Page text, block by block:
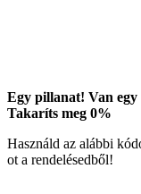
Egy pillanat! Van
Takaríts meg 0%
Használd az alábbi
ot a rendelésedből!